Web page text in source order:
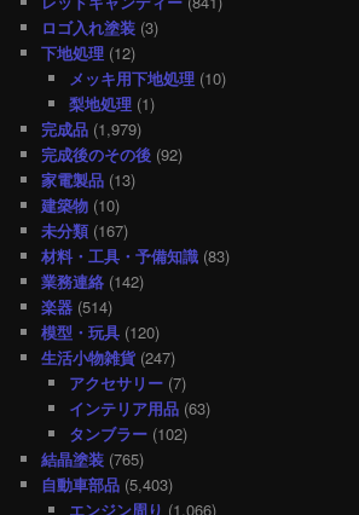
ロゴ入れ塗装 (3)
下地処理 (12)
メッキ用下地処理(10)
梨地処理(1)
完成品 (1,979)
完成後のその後 (92)
家電製品 (13)
建築物 (10)
未分類 (167)
材料・工具・予備知識 (83)
業務連絡 (142)
楽器 (514)
模型・玩具 (120)
生活小物雑貨 (247)
アクセサリー(7)
インテリア用品(63)
タンブラー(102)
結晶塗装 (765)
自動車部品 (5,403)
エンジン周り (1,066)